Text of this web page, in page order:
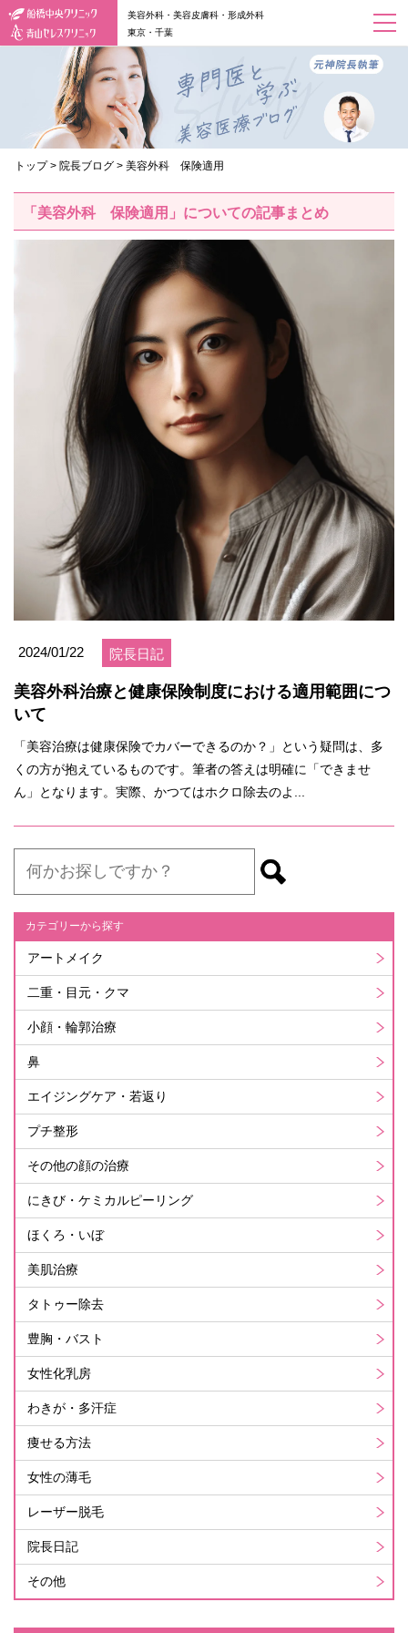
美容外科・美容皮膚科・形成外科
東京・千葉
トップ > 院長ブログ > 美容外科 保険適用
「美容外科 保険適用」についての記事まとめ
2024/01/22 院長日記
美容外科治療と健康保険制度における適用範囲につ
いて
「美容治療は健康保険でカバーできるのか？」という疑問は、多
くの方が抱えているものです。筆者の答えは明確に「できませ
ん」となります。実際、かつてはホクロ除去のよ...
カテゴリーから探す
アートメイク
二重・目元・クマ
小顔・輪郭治療
鼻
エイジングケア・若返り
プチ整形
その他の顔の治療
にきび・ケミカルピーリング
ほくろ・いぼ
美肌治療
タトゥー除去
豊胸・バスト
女性化乳房
わきが・多汗症
痩せる方法
女性の薄毛
レーザー脱毛
院長日記
その他